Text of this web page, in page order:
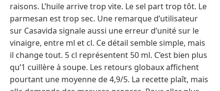
raisons. L’huile arrive trop vite. Le sel part trop tôt. Le
parmesan est trop sec. Une remarque d’utilisateur
sur Casavida signale aussi une erreur d’unité sur le
vinaigre, entre ml et cl. Ce détail semble simple, mais
il change tout. 5 cl représentent 50 ml. C’est bien plus
qu’1 cuillère à soupe. Les retours globaux affichent
pourtant une moyenne de 4,9/5. La recette plaît, mais